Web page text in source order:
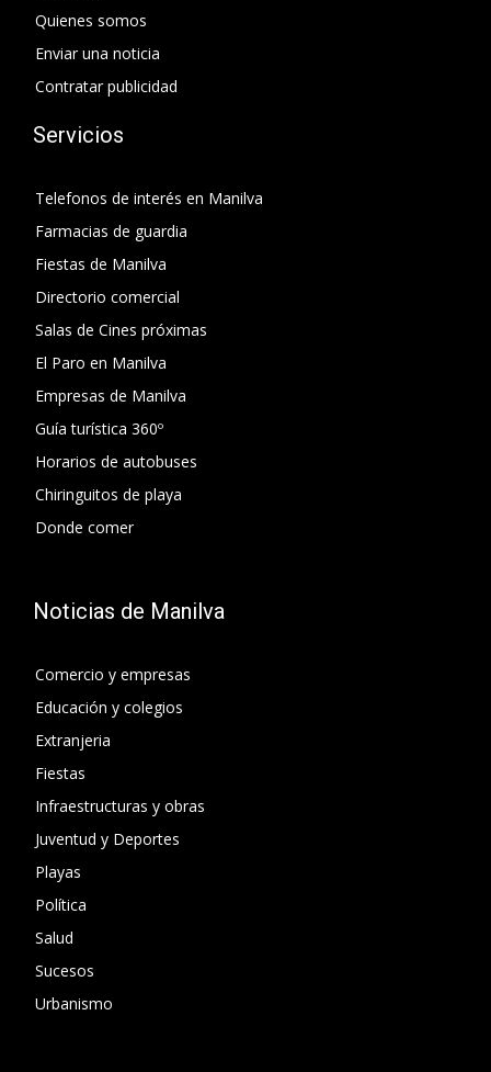
Quienes somos
Enviar una noticia
Contratar publicidad
Servicios
Telefonos de interés en Manilva
Farmacias de guardia
Fiestas de Manilva
Directorio comercial
Salas de Cines próximas
El Paro en Manilva
Empresas de Manilva
Guía turística 360º
Horarios de autobuses
Chiringuitos de playa
Donde comer
Noticias de Manilva
Comercio y empresas
Educación y colegios
Extranjeria
Fiestas
Infraestructuras y obras
Juventud y Deportes
Playas
Política
Salud
Sucesos
Urbanismo